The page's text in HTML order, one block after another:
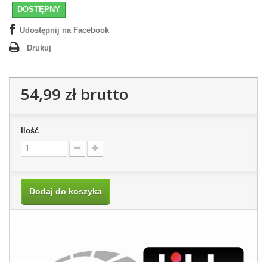
DOSTĘPNY
Udostępnij na Facebook
Drukuj
54,99 złbrutto
Ilość
Dodaj do koszyka